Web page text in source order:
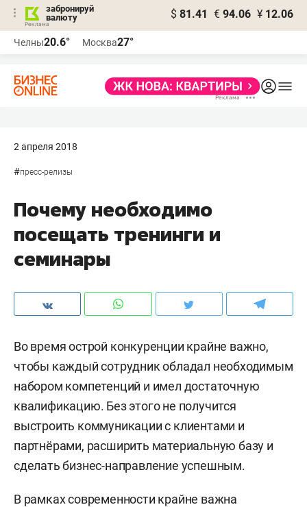
забронируй
валюту
$ 81.41 € 94.06 ¥ 12.06
Челны20.6° Москва27°
2 апреля 2018
#пресс-релизы
Почему необходимо
посещать тренинги и
семинары
Во время острой конкуренции крайне важно,
чтобы каждый сотрудник обладал необходимым
набором компетенций и имел достаточную
квалификацию. Без этого не получится
выстроить коммуникации с клиентами и
партнёрами, расширить материальную базу и
сделать бизнес-направление успешным.
В рамках современности крайне важна